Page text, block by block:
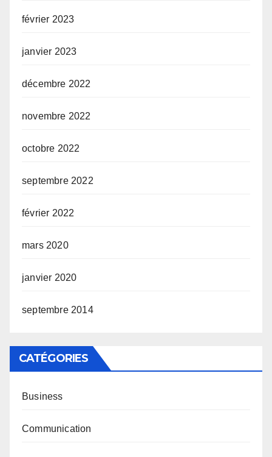
février 2023
janvier 2023
décembre 2022
novembre 2022
octobre 2022
septembre 2022
février 2022
mars 2020
janvier 2020
septembre 2014
CATÉGORIES
Business
Communication